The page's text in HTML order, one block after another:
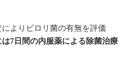
よりピロリ菌の有無を評価
7日間の内服薬による除菌治療